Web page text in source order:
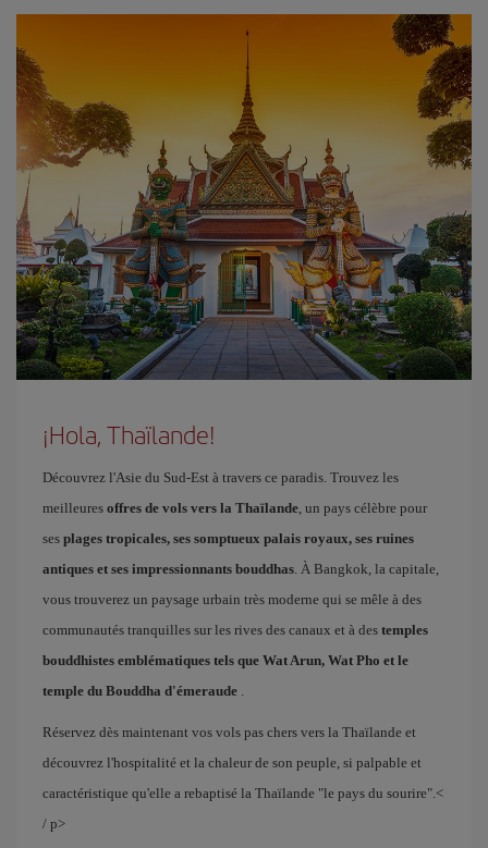
¡Hola, Thaïlande!
Découvrez l'Asie du Sud-Est à travers ce paradis. Trouvez les
meilleures offres de vols vers la Thaïlande , un pays célèbre pour
ses plages tropicales, ses somptueux palais royaux, ses ruines
antiques et ses impressionnants bouddhas . À Bangkok, la capitale,
vous trouverez un paysage urbain très moderne qui se mêle à des
communautés tranquilles sur les rives des canaux et à des temples
bouddhistes emblématiques tels que Wat Arun, Wat Pho et le
temple du Bouddha d'émeraude
Réservez dès maintenant vos vols pas chers vers la Thaïlande et
découvrez l'hospitalité et la chaleur de son peuple, si palpable et
caractéristique qu'elle a rebaptisé la Thaïlande "le pays du sourire".<
/ p>